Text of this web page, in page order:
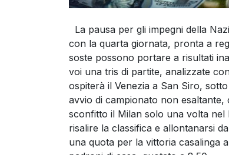
La pausa per gli impegni della
con la quarta giornata, pronta a
soste possono portare a risultati
voi una tris di partite, analizzate
ospiterà il Venezia a San Siro,
avvio di campionato non
sconfitto il Milan solo una volta
risalire la classifica e allontanarsi
una quota per la vittoria casalinga